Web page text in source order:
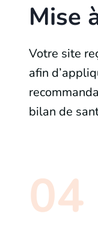
Mise
Votre site
afin
bilan de
04